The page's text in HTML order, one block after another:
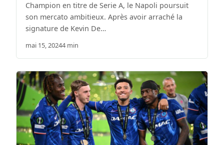
Champion en titre de Serie A, le Napoli poursuit
son mercato ambitieux. Après avoir arraché la
signature de Kevin De…
mai 15, 20244 min